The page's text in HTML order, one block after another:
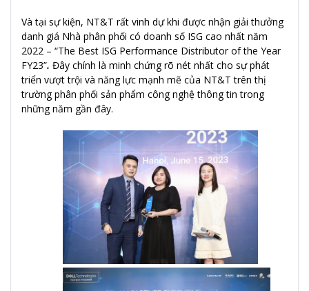
Và tại sự kiện, NT&T rất vinh dự khi được nhận giải thưởng
danh giá Nhà phân phối có doanh số ISG cao nhất năm
2022 – “The Best ISG Performance Distributor of the Year
FY23”. Đây chính là minh chứng rõ nét nhất cho sự phát
triển vượt trội và năng lực mạnh mẽ của NT&T trên thị
trường phân phối sản phẩm công nghệ thông tin trong
những năm gần đây.